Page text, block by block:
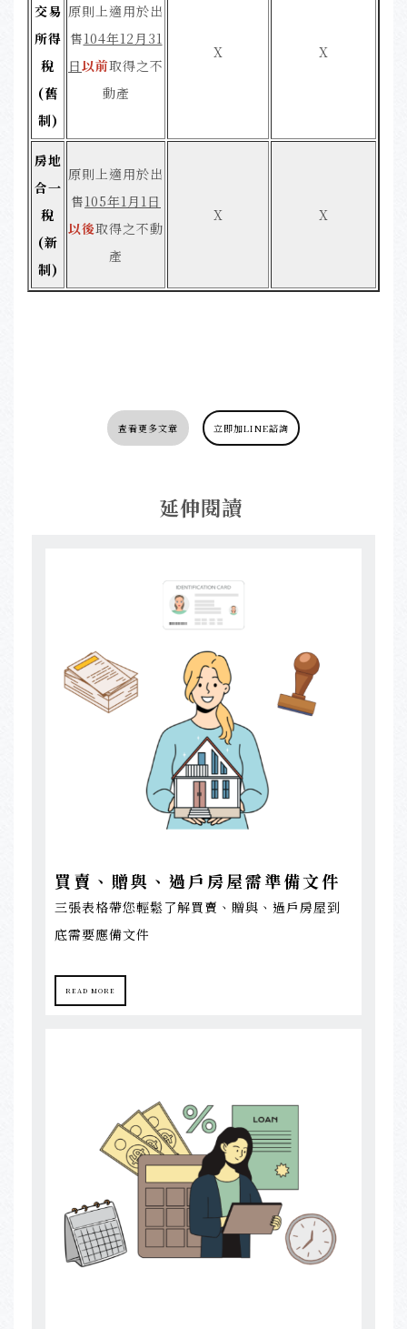
交易
所得
稅
(舊
制)
原則上適用於出
售104年12月31
日以前取得之不
動產
X X
房地
合一
稅
(新
制)
原則上適用於出
售105年1月1日
以後取得之不動
產
X X
查看更多文章 立即加LINE諮詢
延伸閱讀
買賣、贈與、過戶房屋需準備文件
三張表格帶您輕鬆了解買賣、贈與、過戶房屋到
底需要應備文件
READ MORE